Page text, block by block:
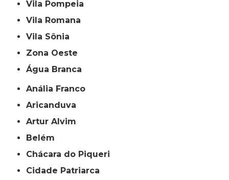
Vila Pompeia
Vila Romana
Vila Sônia
Zona Oeste
Água Branca
Anália Franco
Aricanduva
Artur Alvim
Belém
Chácara do Piqueri
Cidade Patriarca